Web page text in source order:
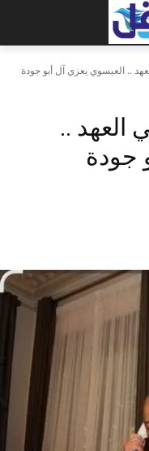
.. العيسوي يعزي آل أبو جودة
العهد ..
جودة